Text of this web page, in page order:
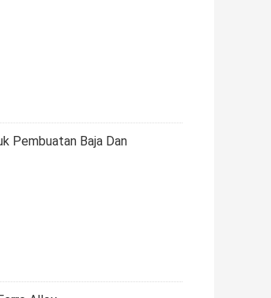
Pembuatan Baja Dan